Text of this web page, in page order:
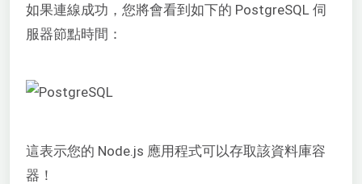
如果連線成功，您將會看到如下的 PostgreSQL 伺
服器節點時間：
這表示您的 Node.js 應用程式可以存取該資料庫容
器！